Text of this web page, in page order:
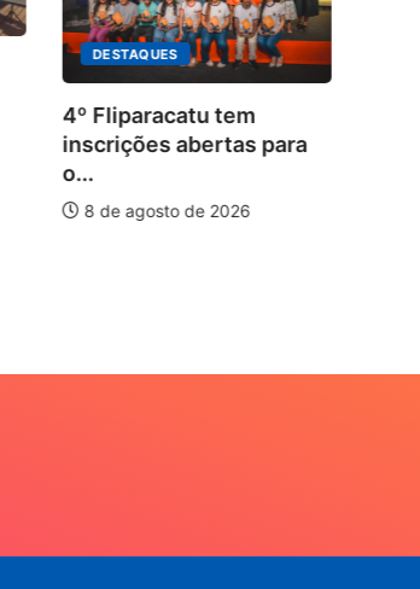
DESTAQUES
4º Fliparacatu tem
inscrições abertas para
o...
8 de agosto de 2026